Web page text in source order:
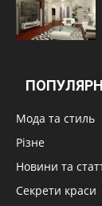
Мода та стиль
Різне
Новини та
Секрети краси